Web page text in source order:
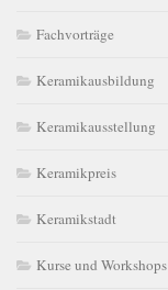
Fachvorträge
Keramikausbildung
Keramikausstellung
Keramikpreis
Keramikstadt
Kurse und Workshops